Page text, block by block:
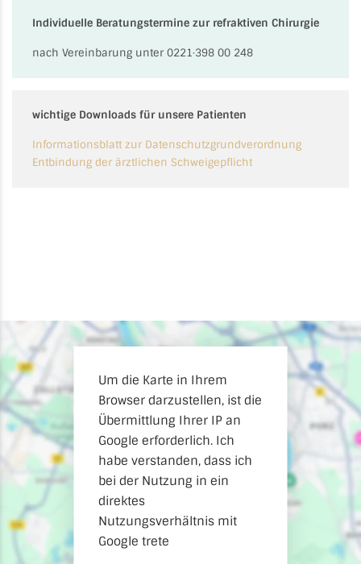
Individuelle Beratungstermine zur refraktiven Chirurgie
nach Vereinbarung unter 0221·398 00 248
wichtige Downloads für unsere Patienten
Informationsblatt zur Datenschutzgrundverordnung
Entbindung der ärztlichen Schweigepflicht
Um die Karte in Ihrem
Browser darzustellen, ist die
Übermittlung Ihrer IP an
Google erforderlich. Ich
habe verstanden, dass ich
bei der Nutzung in ein
direktes
Nutzungsverhältnis mit
Google trete